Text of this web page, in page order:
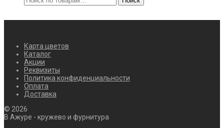
Карта цветов
Каталог
Акции
Реквизиты
Политика конфиденциальности
Оплата
Доставка
© 2026
В Ажуре - кружево и фурнитура